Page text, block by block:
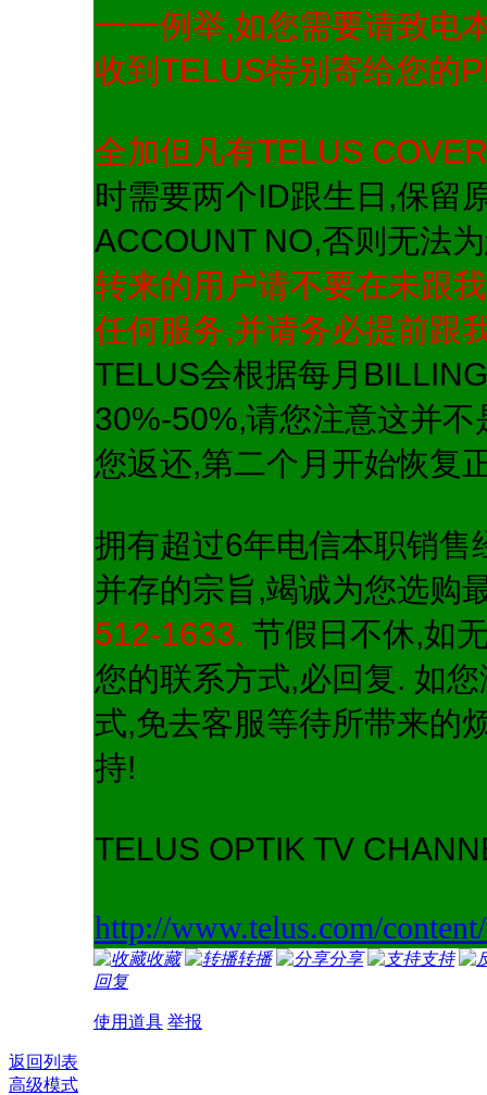
一一例举,如您需要请致电
收到TELUS特别寄给您的
全加但凡有TELUS
时需要两个ID跟生日,保留
ACCOUNT NO,否则无法
转来的用户请不要在未跟
任何服务,并请务必提前跟
TELUS会根据每月
30%-50%,请您注意这并
您返还,第二个月开始恢复
拥有超过6年电信本职销售
并存的宗旨,竭诚为您选购
512-1633. 节假日不休,如
您的联系方式,必回复. 如
式,免去客服等待所带来的
持!
TELUS OPTIK TV
http://www.telus.com/
收藏 转播 分享
支持
回复
使用道具 举报
返回列表
高级模式